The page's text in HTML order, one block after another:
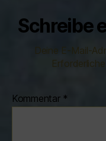
Schreibe
Deine E-Mail-
Kommentar *